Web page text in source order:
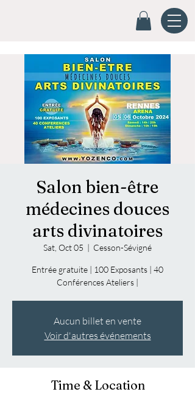
Salon bien-être
médecines douces
arts divinatoires
Sat, Oct 05
  |
Cesson-Sévigné
Entrée gratuite | 100 Exposants | 40
Conférences Ateliers |
Aucun billet en vente
Voir d'autres événements
Time & Location